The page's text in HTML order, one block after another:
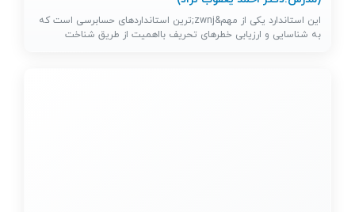
این استاندارد یکی از مهم&zwnj;ترین استانداردهای حسابرسی است که
به شناسایی و ارزیابی خطرهای تحریف بااهمیت از طریق شناخت